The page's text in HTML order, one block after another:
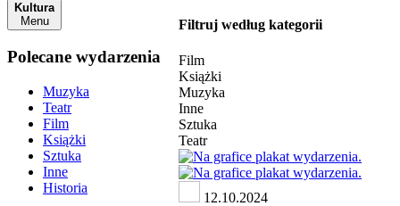
Kultura
Menu
Polecane wydarzenia
Muzyka
Teatr
Film
Książki
Sztuka
Inne
Historia
Filtruj według kategorii
Film
Książki
Muzyka
Inne
Sztuka
Teatr
12.10.2024